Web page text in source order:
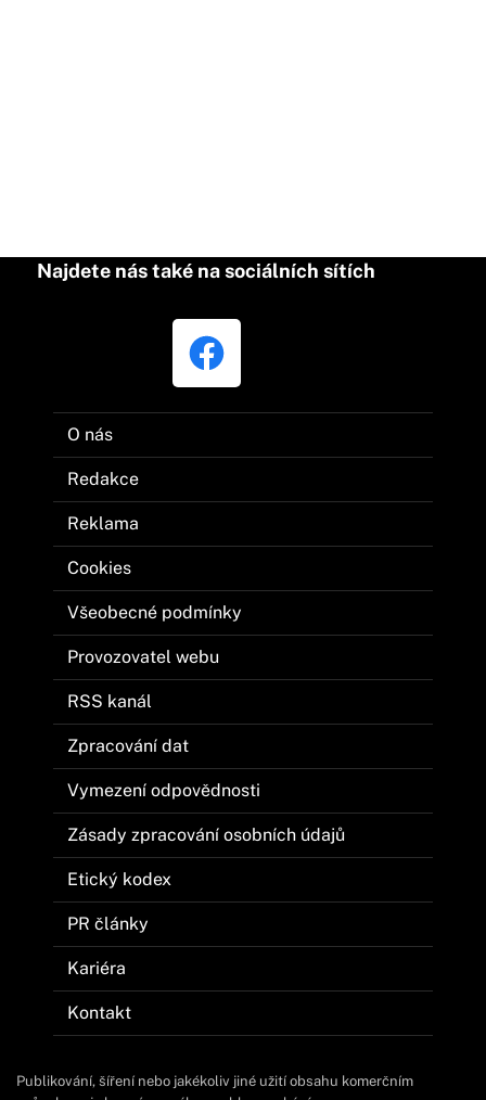
Najdete nás také na sociálních sítích
O nás
Redakce
Reklama
Cookies
Všeobecné podmínky
Provozovatel webu
RSS kanál
Zpracování dat
Vymezení odpovědnosti
Zásady zpracování osobních údajů
Etický kodex
PR články
Kariéra
Kontakt
Publikování, šíření nebo jakékoliv jiné užití obsahu komerčním